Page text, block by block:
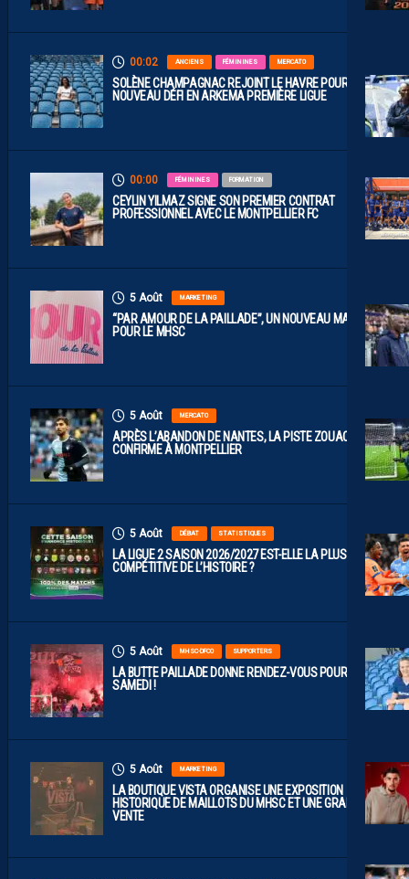
00:02 ANCIENS FÉMININES MERCATO
SOLÈNE CHAMPAGNAC REJOINT LE HAVRE POUR UN
NOUVEAU DÉFI EN ARKEMA PREMIÈRE LIGUE
00:00 FÉMININES FORMATION
CEYLIN YILMAZ SIGNE SON PREMIER CONTRAT
PROFESSIONNEL AVEC LE MONTPELLIER FC
5 Août MARKETING
“PAR AMOUR DE LA PAILLADE”, UN NOUVEAU MAILLOT
POUR LE MHSC
5 Août MERCATO
APRÈS L’ABANDON DE NANTES, LA PISTE ZOUAOUI SE
CONFIRME À MONTPELLIER
5 Août DÉBAT STATISTIQUES
LA LIGUE 2 SAISON 2026/2027 EST-ELLE LA PLUS
COMPÉTITIVE DE L’HISTOIRE ?
5 Août MHSC-DFCO SUPPORTERS
LA BUTTE PAILLADE DONNE RENDEZ-VOUS POUR
SAMEDI !
5 Août MARKETING
LA BOUTIQUE VISTA ORGANISE UNE EXPOSITION
HISTORIQUE DE MAILLOTS DU MHSC ET UNE GRANDE
VENTE